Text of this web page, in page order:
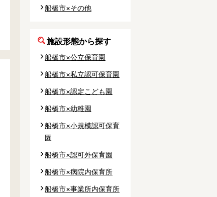
船橋市×その他
施設形態から探す
船橋市×公立保育園
船橋市×私立認可保育園
船橋市×認定こども園
船橋市×幼稚園
船橋市×小規模認可保育
園
船橋市×認可外保育園
船橋市×病院内保育所
船橋市×事業所内保育所